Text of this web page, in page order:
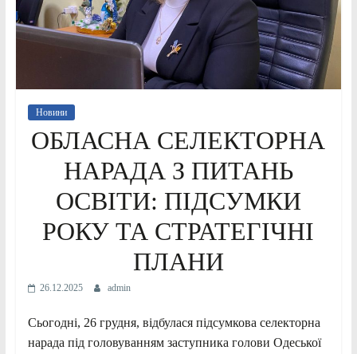
Новини
ОБЛАСНА СЕЛЕКТОРНА
НАРАДА З ПИТАНЬ
ОСВІТИ: ПІДСУМКИ
РОКУ ТА СТРАТЕГІЧНІ
ПЛАНИ
26.12.2025 admin
Сьогодні, 26 грудня, відбулася підсумкова селекторна
нарада під головуванням заступника голови Одеської